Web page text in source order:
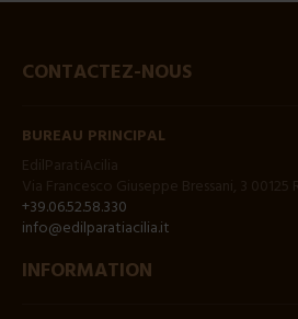
CONTACTEZ-NOUS
BUREAU PRINCIPAL
+39.06.52.58.330
info@edilparatiacilia.it
INFORMATION